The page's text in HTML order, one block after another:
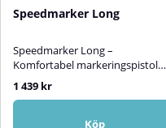
Speedmarker Long
Speedmarker Long –
Komfortabel markeringspistol
med längre skaft!Speedmarker
Long är en markeringspistol med
längre skaft som gör det möjligt
att arbeta ergonomiskt och
1 439 kr
Köp